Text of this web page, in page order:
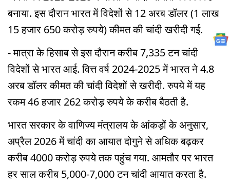
बनाया. इस दौरान भारत में विदेशों से 12 अरब डॉलर (1 लाख
15 हजार 650 करोड़ रुपये) कीमत की चांदी खरीदी गई.
- मात्रा के हिसाब से इस दौरान करीब 7,335 टन चांदी
विदेशों से भारत आई. वित्त वर्ष 2024-2025 में भारत ने 4.8
अरब डॉलर कीमत की चांदी विदेशों से खरीदी. रुपये में यह
रकम 46 हजार 262 करोड़ रुपये के करीब बैठती है.
भारत सरकार के वाणिज्य मंत्रालय के आंकड़ों के अनुसार,
अप्रैल 2026 में चांदी का आयात दोगुने से अधिक बढ़कर
करीब 4000 करोड़ रुपये तक पहुंच गया. आमतौर पर भारत
हर साल करीब 5,000-7,000 टन चांदी आयात करता है.